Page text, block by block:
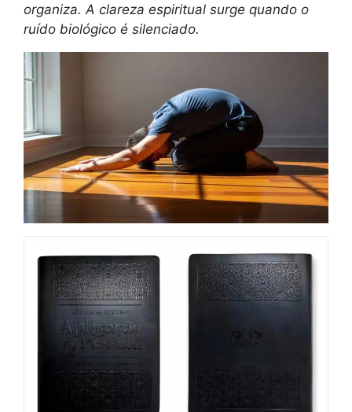
organiza. A clareza espiritual surge quando o
ruído biológico é silenciado.